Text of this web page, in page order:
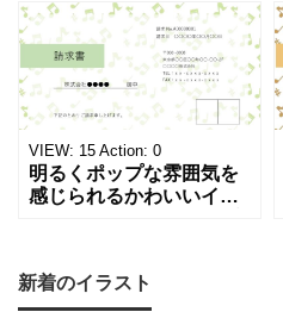
がる、キュートで華やか
な請求書テンプレートで
す。出演料、演奏ギャ
ラ、取材費請求、イベン
ト請求などの書類作成に
ご活用ください。 表の項
目は現在は品目、数量、
単価、金額になってい
VIEW: 15 Action: 0
明るくポップな雰囲気を
感じられるかわいいイラ
フが紙面いっぱいに踊
新着のイラスト